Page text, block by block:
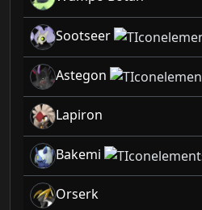
Sootseer
Astegon
Lapiron
Bakemi
Orserk